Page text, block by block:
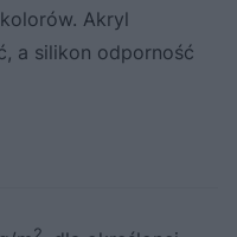
Akryl
a silikon odporność